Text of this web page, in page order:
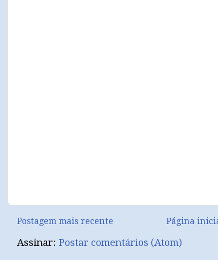
Postagem mais recente Página
Assinar: Postar comentários (Atom)